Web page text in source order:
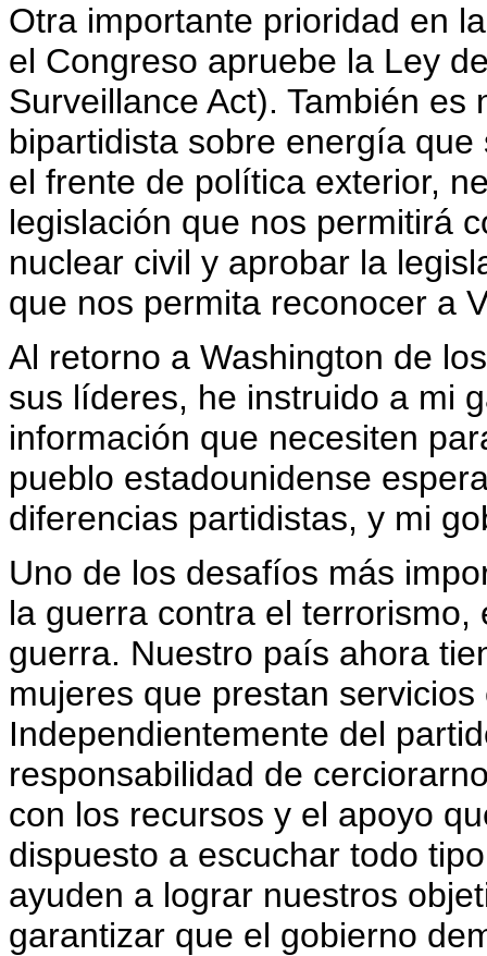
Otra importante prioridad en
el Congreso apruebe la Ley
Surveillance Act). También
bipartidista sobre energía
el frente de política exterior,
legislación que nos permitirá
nuclear civil y aprobar la
que nos permita reconocer a
Al retorno a Washington de
sus líderes, he instruido a mi
información que necesiten
pueblo estadounidense
diferencias partidistas, y mi
Uno de los desafíos más
la guerra contra el
guerra. Nuestro país ahora
mujeres que prestan
Independientemente del
responsabilidad de
con los recursos y el apoyo
dispuesto a escuchar todo
ayuden a lograr nuestros
garantizar que el gobierno